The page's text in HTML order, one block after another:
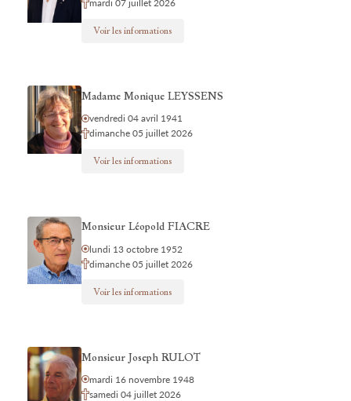
mardi 07 juillet 2026
Voir les informations
Madame Monique LEYSSENS
vendredi 04 avril 1941
dimanche 05 juillet 2026
Voir les informations
Monsieur Léopold FIACRE
lundi 13 octobre 1952
dimanche 05 juillet 2026
Voir les informations
Monsieur Joseph RULOT
mardi 16 novembre 1948
samedi 04 juillet 2026